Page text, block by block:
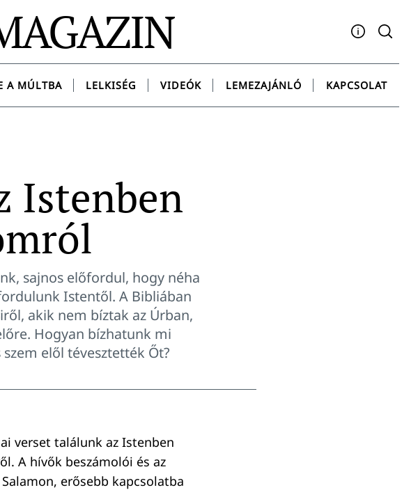
Facebook
YouTubeInstagram
TwitterSpotify
A MÚLTBA LELKISÉG VIDEÓK LEMEZAJÁNLÓ KAPCSOLAT
Istenben
sajnos előfordul, hogy néha
Istentől. A Bibliában
akik nem bíztak az Úrban,
Hogyan bízhatunk mi
elől tévesztették Őt?
verset találunk az Istenben
A hívők beszámolói és az
erősebb kapcsolatba